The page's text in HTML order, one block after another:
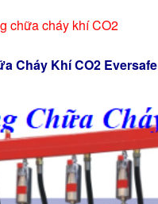
chữa cháy khí CO2
Cháy Khí CO2 Eversafe